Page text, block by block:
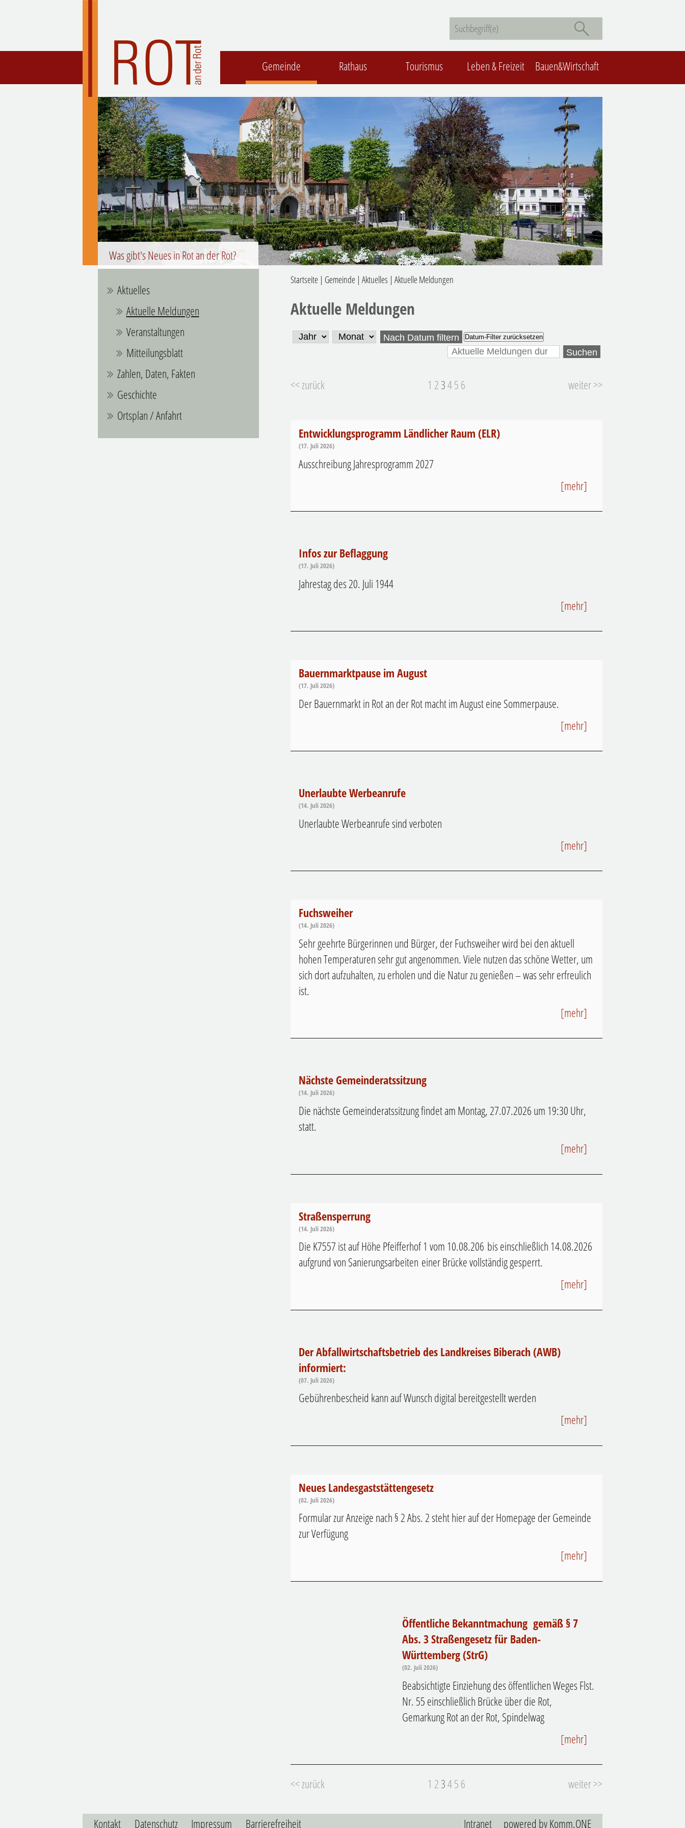
Gemeinde Rathaus Tourismus Leben & Freizeit Bauen&Wirtschaft
Was gibt's Neues in Rot an der Rot?
Aktuelles
Aktuelle Meldungen
Veranstaltungen
Mitteilungsblatt
Zahlen, Daten, Fakten
Geschichte
Ortsplan / Anfahrt
Startseite | Gemeinde | Aktuelles | Aktuelle Meldungen
Aktuelle Meldungen
Nach Datum filtern Datum-Filter zurücksetzen
<< zurück 1 23456 weiter >>
Entwicklungsprogramm Ländlicher Raum (ELR)
(17. Juli 2026)
Ausschreibung Jahresprogramm 2027
[mehr]
Infos zur Beflaggung
(17. Juli 2026)
Jahrestag des 20. Juli 1944
[mehr]
Bauernmarktpause im August
(17. Juli 2026)
Der Bauernmarkt in Rot an der Rot macht im August eine Sommerpause.
[mehr]
Unerlaubte Werbeanrufe
(14. Juli 2026)
Unerlaubte Werbeanrufe sind verboten
[mehr]
Fuchsweiher
(14. Juli 2026)
Sehr geehrte Bürgerinnen und Bürger, der Fuchsweiher wird bei den aktuell
hohen Temperaturen sehr gut angenommen. Viele nutzen das schöne Wetter, um
sich dort aufzuhalten, zu erholen und die Natur zu genießen – was sehr erfreulich
ist.
[mehr]
Nächste Gemeinderatssitzung
(14. Juli 2026)
Die nächste Gemeinderatssitzung findet am Montag, 27.07.2026 um 19:30 Uhr,
statt.
[mehr]
Straßensperrung
(14. Juli 2026)
Die K7557 ist auf Höhe Pfeifferhof 1 vom 10.08.206 bis einschließlich 14.08.2026
aufgrund von Sanierungsarbeiten einer Brücke vollständig gesperrt.
[mehr]
Der Abfallwirtschaftsbetrieb des Landkreises Biberach (AWB)
informiert:
(07. Juli 2026)
Gebührenbescheid kann auf Wunsch digital bereitgestellt werden
[mehr]
Neues Landesgaststättengesetz
(02. Juli 2026)
Formular zur Anzeige nach § 2 Abs. 2 steht hier auf der Homepage der Gemeinde
zur Verfügung
[mehr]
Öffentliche Bekanntmachung gemäß § 7
Abs. 3 Straßengesetz für Baden-
Württemberg (StrG)
(02. Juli 2026)
Beabsichtigte Einziehung des öffentlichen Weges Flst.
Nr. 55 einschließlich Brücke über die Rot,
Gemarkung Rot an der Rot, Spindelwag
[mehr]
<< zurück 1 23456 weiter >>
Kontakt Datenschutz Impressum Barrierefreiheit powered byKomm.ONE
Intranet